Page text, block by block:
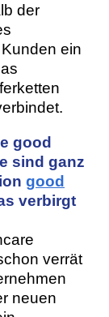
der
ein
good
sind ganz
good
verbirgt
verrät
neuen